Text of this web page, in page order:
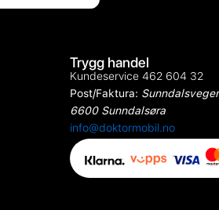
Trygg handel
Kundeservice 462 604 32
Post/Faktura:
6600 Sunndalsøra
info@doktormobil.no